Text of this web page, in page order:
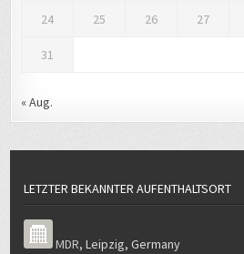
24 25 26 27
31
« Aug.
LETZTER BEKANNTER AUFENTHALTSORT
MDR,Leipzig,Germany